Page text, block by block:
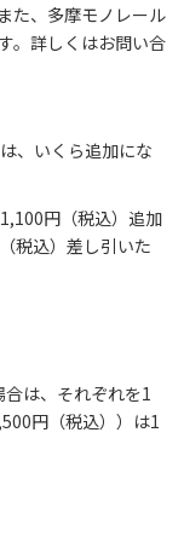
た、多摩モノレール
。詳しくはお問い合
、いくら追加にな
円（税込）追加
税込）差し引いた
は、それぞれを1
円（税込））は1